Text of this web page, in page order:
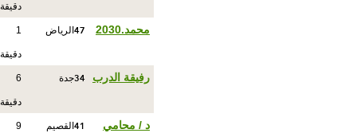
دقيقة
محمد.2030 47 الرياض 1
دقيقة
رفيقة الدرب 34جدة 6
دقيقة
د / محامي 41 القصيم 9